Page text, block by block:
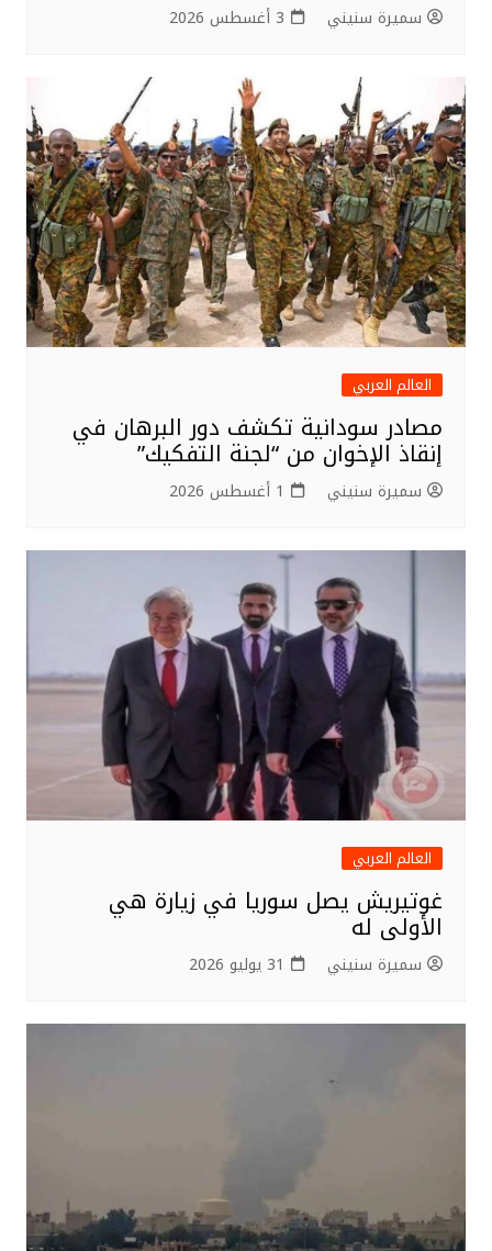
سميرة سنيني 3 أغسطس 2026
العالم العربي
مصادر سودانية تكشف دور البرهان في
إنقاذ الإخوان من “لجنة التفكيك”
سميرة سنيني 1 أغسطس 2026
العالم العربي
غوتيريش يصل سوريا في زيارة هي
الأولى له
سميرة سنيني 31 يوليو 2026